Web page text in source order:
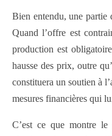
Bien entendu, une partie
Quand l’offre est
production est
hausse des prix, outre
constituera un soutien à
mesures financières qui
C’est ce que montre le